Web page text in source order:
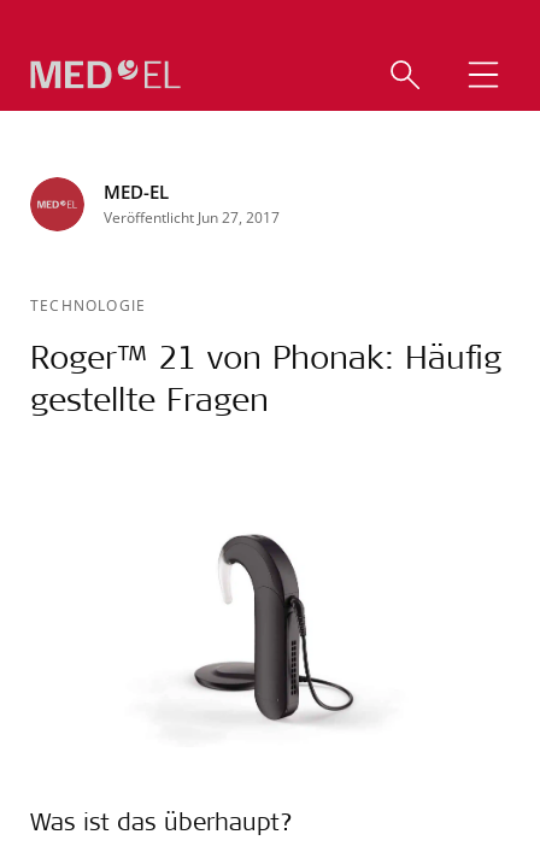
MED-EL
Veröffentlicht Jun 27, 2017
TECHNOLOGIE
Roger™ 21 von Phonak: Häufig
gestellte Fragen
Was ist das überhaupt?